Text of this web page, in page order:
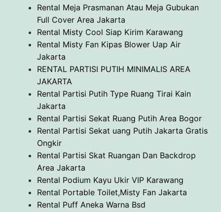
Rental Meja Prasmanan Atau Meja Gubukan
Full Cover Area Jakarta
Rental Misty Cool Siap Kirim Karawang
Rental Misty Fan Kipas Blower Uap Air
Jakarta
RENTAL PARTISI PUTIH MINIMALIS AREA
JAKARTA
Rental Partisi Putih Type Ruang Tirai Kain
Jakarta
Rental Partisi Sekat Ruang Putih Area Bogor
Rental Partisi Sekat uang Putih Jakarta Gratis
Ongkir
Rental Partisi Skat Ruangan Dan Backdrop
Area Jakarta
Rental Podium Kayu Ukir VIP Karawang
Rental Portable Toilet,Misty Fan Jakarta
Rental Puff Aneka Warna Bsd